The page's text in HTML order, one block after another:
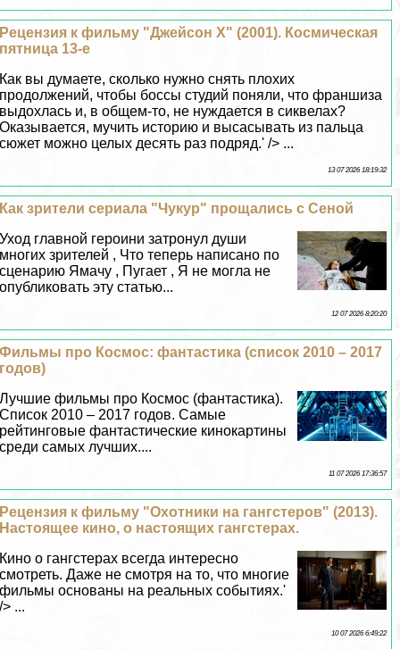
Рецензия к фильму "Джейсон Х" (2001). Космическая
пятница 13-е
Как вы думаете, сколько нужно снять плохих
продолжений, чтобы боссы студий поняли, что франшиза
выдохлась и, в общем-то, не нуждается в сиквелах?
Оказывается, мучить историю и высасывать из пальца
сюжет можно целых десять раз подряд.' /> ...
13 07 2026 18:19:32
Как зрители сериала "Чукур" прощались с Сеной
Уход главной героини затронул души
многих зрителей , Что теперь написано по
сценарию Ямачу , Пугает , Я не могла не
опубликовать эту статью...
12 07 2026 8:20:20
Фильмы про Космос: фантастика (список 2010 – 2017
годов)
Лучшие фильмы про Космос (фантастика).
Список 2010 – 2017 годов. Самые
рейтинговые фантастические кинокартины
среди самых лучших....
11 07 2026 17:36:57
Рецензия к фильму "Охотники на гангстеров" (2013).
Настоящее кино, о настоящих гангстерах.
Кино о гангстерах всегда интересно
смотреть. Даже не смотря на то, что многие
фильмы основаны на реальных событиях.'
/> ...
10 07 2026 6:49:22